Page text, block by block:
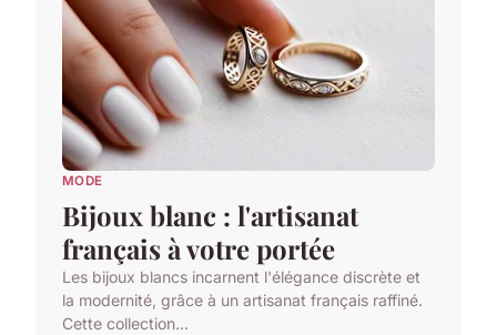
MODE
Bijoux blanc : l'artisanat
français à votre portée
Les bijoux blancs incarnent l'élégance discrète et
la modernité, grâce à un artisanat français raffiné.
Cette collection...